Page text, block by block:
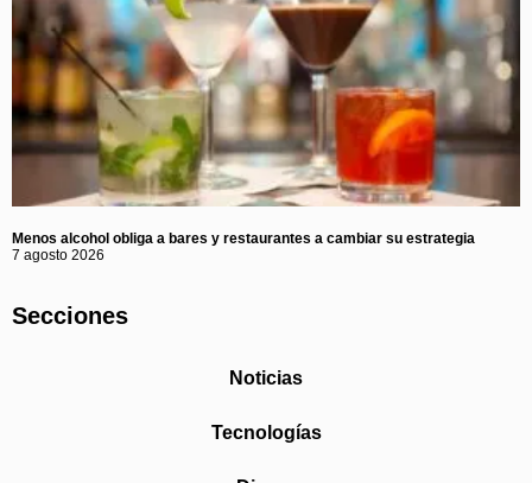
Menos alcohol obliga a bares y restaurantes a cambiar su estrategia
7 agosto 2026
Secciones
Noticias
Tecnologías